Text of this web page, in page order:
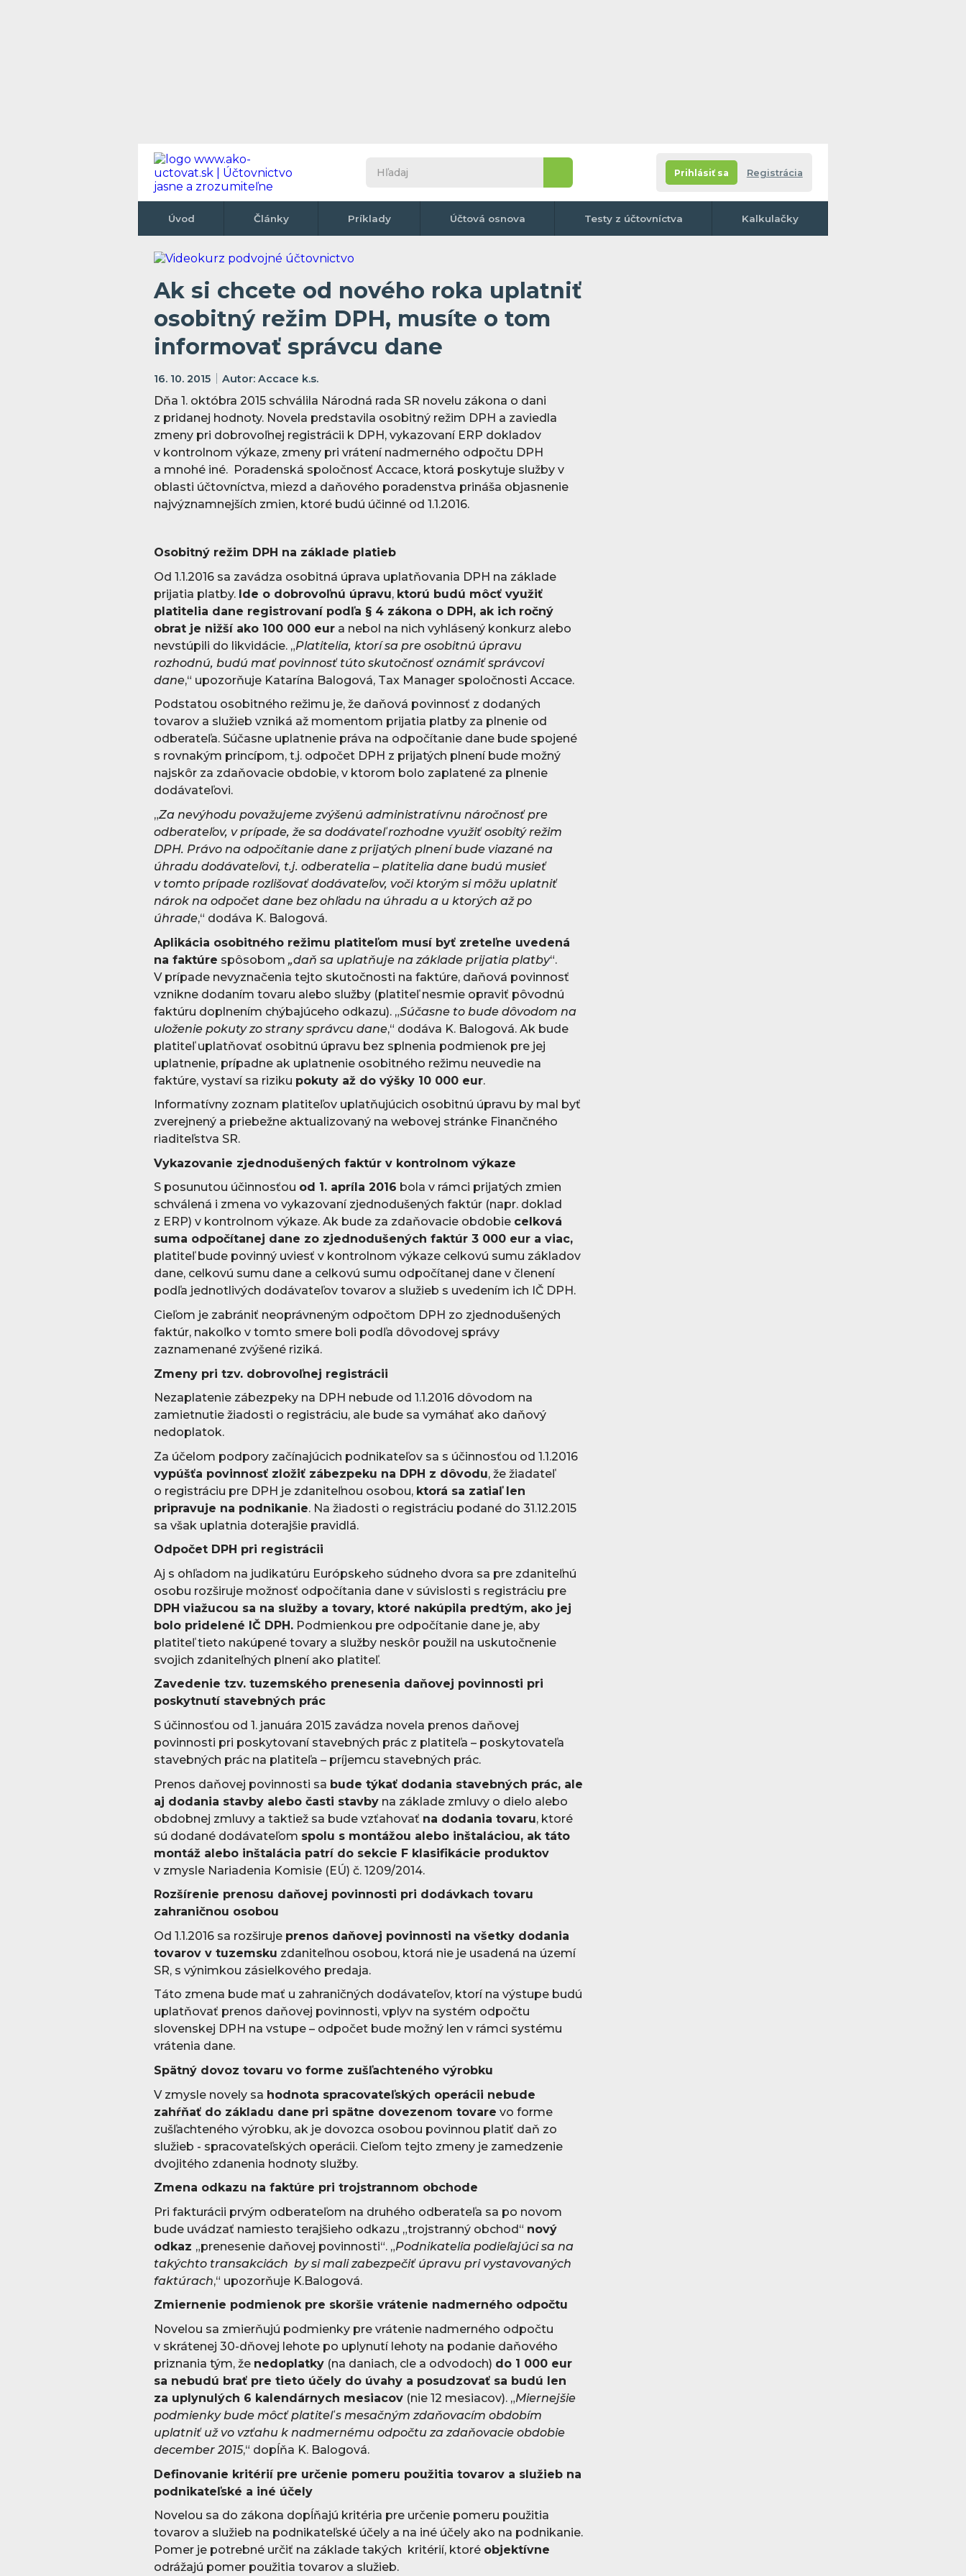
Prihlásiť sa Registrácia
Úvod Články Príklady Účtová osnova Testy z účtovníctva Kalkulačky
Ak si chcete od nového roka uplatniť
osobitný režim DPH, musíte o tom
informovať správcu dane
16. 10. 2015 Accace k.s.
Dňa 1. októbra 2015 schválila Národná rada SR novelu zákona o dani
z pridanej hodnoty. Novela predstavila osobitný režim DPH a zaviedla
zmeny pri dobrovoľnej registrácii k DPH, vykazovaní ERP dokladov
v kontrolnom výkaze, zmeny pri vrátení nadmerného odpočtu DPH
a mnohé iné. Poradenská spoločnosť Accace, ktorá poskytuje služby v
oblasti účtovníctva, miezd a daňového poradenstva prináša objasnenie
najvýznamnejších zmien, ktoré budú účinné od 1.1.2016.
Osobitný režim DPH na základe platieb
Od 1.1.2016 sa zavádza osobitná úprava uplatňovania DPH na základe
prijatia platby. Ide o dobrovoľnú úpravu, ktorú budú môcť využiť
platitelia dane registrovaní podľa § 4 zákona o DPH, ak ich ročný
obrat je nižší ako 100 000 eur a nebol na nich vyhlásený konkurz alebo
nevstúpili do likvidácie. „Platitelia, ktorí sa pre osobitnú úpravu
rozhodnú, budú mať povinnosť túto skutočnosť oznámiť správcovi
dane,“ upozorňuje Katarína Balogová, Tax Manager spoločnosti Accace.
Podstatou osobitného režimu je, že daňová povinnosť z dodaných
tovarov a služieb vzniká až momentom prijatia platby za plnenie od
odberateľa. Súčasne uplatnenie práva na odpočítanie dane bude spojené
s rovnakým princípom, t.j. odpočet DPH z prijatých plnení bude možný
najskôr za zdaňovacie obdobie, v ktorom bolo zaplatené za plnenie
dodávateľovi.
„Za nevýhodu považujeme zvýšenú administratívnu náročnosť pre
odberateľov, v prípade, že sa dodávateľ rozhodne využiť osobitý režim
DPH. Právo na odpočítanie dane z prijatých plnení bude viazané na
úhradu dodávateľovi, t.j. odberatelia – platitelia dane budú musieť
v tomto prípade rozlišovať dodávateľov, voči ktorým si môžu uplatniť
nárok na odpočet dane bez ohľadu na úhradu a u ktorých až po
úhrade,“ dodáva K. Balogová.
Aplikácia osobitného režimu platiteľom musí byť zreteľne uvedená
na faktúre spôsobom„daň sa uplatňuje na základe prijatia platby“.
V prípade nevyznačenia tejto skutočnosti na faktúre, daňová povinnosť
vznikne dodaním tovaru alebo služby (platiteľ nesmie opraviť pôvodnú
faktúru doplnením chýbajúceho odkazu). „Súčasne to bude dôvodom na
uloženie pokuty zo strany správcu dane,“ dodáva K. Balogová. Ak bude
platiteľ uplatňovať osobitnú úpravu bez splnenia podmienok pre jej
uplatnenie, prípadne ak uplatnenie osobitného režimu neuvedie na
faktúre, vystaví sa riziku pokuty až do výšky 10 000 eur.
Informatívny zoznam platiteľov uplatňujúcich osobitnú úpravu by mal byť
zverejnený a priebežne aktualizovaný na webovej stránke Finančného
riaditeľstva SR.
Vykazovanie zjednodušených faktúr v kontrolnom výkaze
S posunutou účinnosťou od 1. apríla 2016 bola v rámci prijatých zmien
schválená i zmena vo vykazovaní zjednodušených faktúr (napr. doklad
z ERP) v kontrolnom výkaze. Ak bude za zdaňovacie obdobie celková
suma odpočítanej dane zo zjednodušených faktúr 3 000 eur a viac,
platiteľ bude povinný uviesť v kontrolnom výkaze celkovú sumu základov
dane, celkovú sumu dane a celkovú sumu odpočítanej dane v členení
podľa jednotlivých dodávateľov tovarov a služieb s uvedením ich IČ DPH.
Cieľom je zabrániť neoprávneným odpočtom DPH zo zjednodušených
faktúr, nakoľko v tomto smere boli podľa dôvodovej správy
zaznamenané zvýšené riziká.
Zmeny pri tzv. dobrovoľnej registrácii
Nezaplatenie zábezpeky na DPH nebude od 1.1.2016 dôvodom na
zamietnutie žiadosti o registráciu, ale bude sa vymáhať ako daňový
nedoplatok.
Za účelom podpory začínajúcich podnikateľov sa s účinnosťou od 1.1.2016
vypúšťa povinnosť zložiť zábezpeku na DPH z dôvodu, že žiadateľ
o registráciu pre DPH je zdaniteľnou osobou, ktorá sa zatiaľ len
pripravuje na podnikanie. Na žiadosti o registráciu podané do 31.12.2015
sa však uplatnia doterajšie pravidlá.
Odpočet DPH pri registrácii
Aj s ohľadom na judikatúru Európskeho súdneho dvora sa pre zdaniteľnú
osobu rozširuje možnosť odpočítania dane v súvislosti s registráciu pre
DPH viažucou sa na služby a tovary, ktoré nakúpila predtým, ako jej
bolo pridelené IČ DPH. Podmienkou pre odpočítanie dane je, aby
platiteľ tieto nakúpené tovary a služby neskôr použil na uskutočnenie
svojich zdaniteľných plnení ako platiteľ.
Zavedenie tzv. tuzemského prenesenia daňovej povinnosti pri
poskytnutí stavebných prác
S účinnosťou od 1. januára 2015 zavádza novela prenos daňovej
povinnosti pri poskytovaní stavebných prác z platiteľa – poskytovateľa
stavebných prác na platiteľa – príjemcu stavebných prác.
Prenos daňovej povinnosti sa bude týkať dodania stavebných prác, ale
aj dodania stavby alebo časti stavby na základe zmluvy o dielo alebo
obdobnej zmluvy a taktiež sa bude vzťahovať na dodania tovaru, ktoré
sú dodané dodávateľom spolu s montážou alebo inštaláciou, ak táto
montáž alebo inštalácia patrí do sekcie F klasifikácie produktov
v zmysle Nariadenia Komisie (EÚ) č. 1209/2014.
Rozšírenie prenosu daňovej povinnosti pri dodávkach tovaru
zahraničnou osobou
Od 1.1.2016 sa rozširuje prenos daňovej povinnosti na všetky dodania
tovarov v tuzemsku zdaniteľnou osobou, ktorá nie je usadená na území
SR, s výnimkou zásielkového predaja.
Táto zmena bude mať u zahraničných dodávateľov, ktorí na výstupe budú
uplatňovať prenos daňovej povinnosti, vplyv na systém odpočtu
slovenskej DPH na vstupe – odpočet bude možný len v rámci systému
vrátenia dane.
Spätný dovoz tovaru vo forme zušľachteného výrobku
V zmysle novely sa hodnota spracovateľských operácii nebude
zahŕňať do základu dane pri spätne dovezenom tovare vo forme
zušľachteného výrobku, ak je dovozca osobou povinnou platiť daň zo
služieb - spracovateľských operácii. Cieľom tejto zmeny je zamedzenie
dvojitého zdanenia hodnoty služby.
Zmena odkazu na faktúre pri trojstrannom obchode
Pri fakturácii prvým odberateľom na druhého odberateľa sa po novom
bude uvádzať namiesto terajšieho odkazu „trojstranný obchod“ nový
odkaz „prenesenie daňovej povinnosti“. „Podnikatelia podieľajúci sa na
takýchto transakciách by si mali zabezpečiť úpravu pri vystavovaných
faktúrach,“ upozorňuje K.Balogová.
Zmiernenie podmienok pre skoršie vrátenie nadmerného odpočtu
Novelou sa zmierňujú podmienky pre vrátenie nadmerného odpočtu
v skrátenej 30-dňovej lehote po uplynutí lehoty na podanie daňového
priznania tým, že nedoplatky (na daniach, cle a odvodoch) do 1 000 eur
sa nebudú brať pre tieto účely do úvahy a posudzovať sa budú len
za uplynulých 6 kalendárnych mesiacov (nie 12 mesiacov). „Miernejšie
podmienky bude môcť platiteľ s mesačným zdaňovacím obdobím
uplatniť už vo vzťahu k nadmernému odpočtu za zdaňovacie obdobie
december 2015,“ dopĺňa K. Balogová.
Definovanie kritérií pre určenie pomeru použitia tovarov a služieb na
podnikateľské a iné účely
Novelou sa do zákona dopĺňajú kritéria pre určenie pomeru použitia
tovarov a služieb na podnikateľské účely a na iné účely ako na podnikanie.
Pomer je potrebné určiť na základe takých kritérií, ktoré objektívne
odrážajú pomer použitia tovarov a služieb.